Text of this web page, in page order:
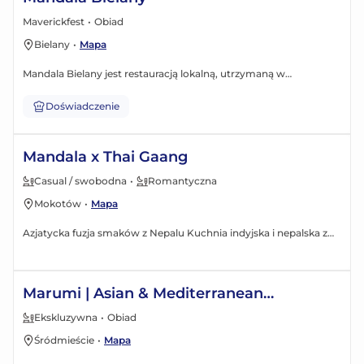
Maverickfest • Obiad
Bielany • Mapa
Mandala Bielany jest restauracją lokalną, utrzymaną w
Przeznaczona dla miłośników i miłośniczek dalekowschodniej
Doświadczenie
Mandala x Thai Gaang
Casual / swobodna •
Romantyczna
Mokotów • Mapa
Azjatycka fuzja smaków z Nepaluㅤ Kuchnia indyjska i nepalska z
wykwalifikowanych kucharzy rodem z Nepalu, zdobywających
doświadczenia kulinarne w wielu krajach Azji Południowej.
świeżych składników i najlepszej jakości przypraw. Mandala na
Marumi | Asian & Mediterranean
restaurant
Ekskluzywna • Obiad
Śródmieście • Mapa